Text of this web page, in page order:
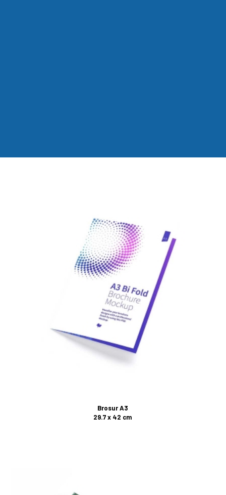
Brosur A3
29.7 x 42 cm